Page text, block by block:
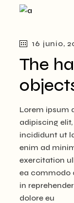
16 junio,
The
Lorem ipsum
adipiscing
incididunt ut
enim ad
exercitation
ea commodo
in
dolore eu